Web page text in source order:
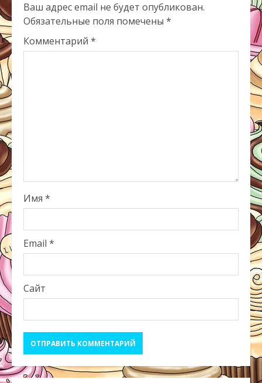
Ваш адрес email не будет опубликован.
Обязательные поля помечены *
Комментарий *
Имя *
Email *
Сайт